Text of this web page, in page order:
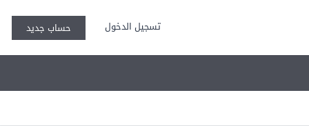
تسجيل الدخول حساب جديد